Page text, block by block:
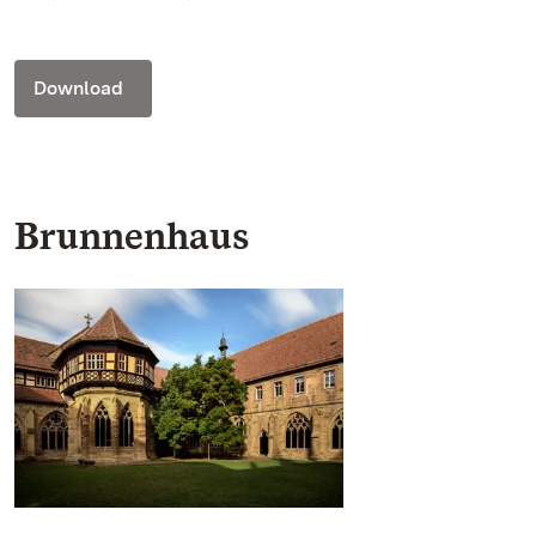
Download
Brunnenhaus